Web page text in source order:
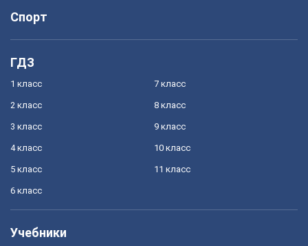
Спорт
ГДЗ
1 класс
2 класс
3 класс
4 класс
5 класс
6 класс
7 класс
8 класс
9 класс
10 класс
11 класс
Учебники